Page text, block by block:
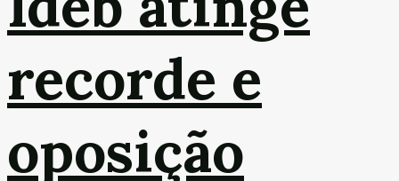
recorde e
oposição